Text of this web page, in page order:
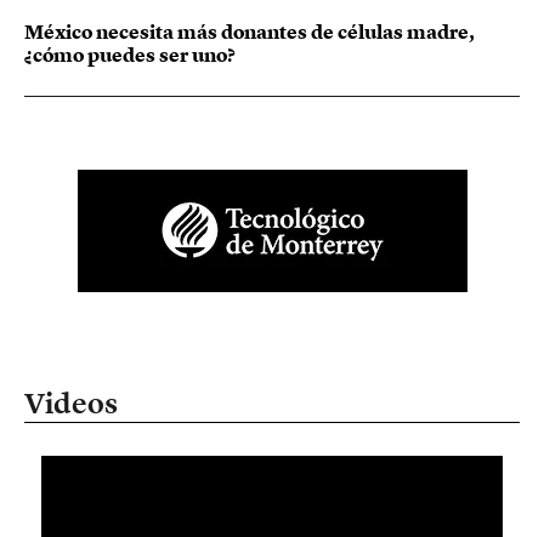
México necesita más donantes de células madre,
¿cómo puedes ser uno?
Videos